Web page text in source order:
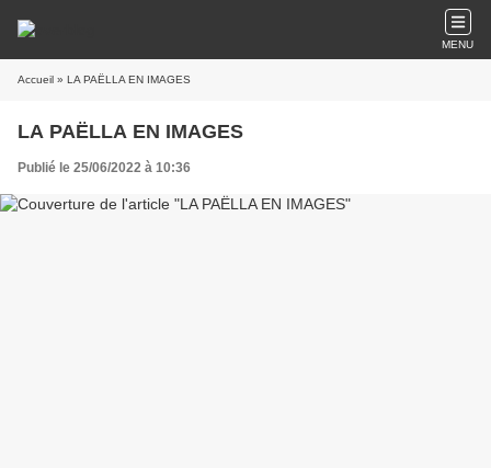
MENU
Accueil » LA PAËLLA EN IMAGES
LA PAËLLA EN IMAGES
Publié le 25/06/2022 à 10:36